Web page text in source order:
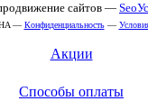
сайтов —
— Конфиденциальность—
Акции
Способы оплаты